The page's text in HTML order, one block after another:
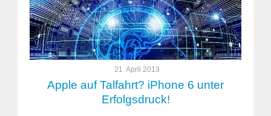
21. April 2013
Apple auf Talfahrt? iPhone 6 unter
Erfolgsdruck!